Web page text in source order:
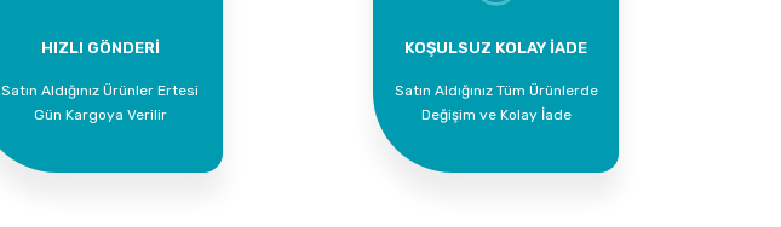
HIZLI GÖNDERİ
Satın Aldığınız Ürünler Ertesi
Gün Kargoya Verilir
KOŞULSUZ KOLAY İADE
Satın Aldığınız Tüm Ürünlerde
Değişim ve Kolay İade